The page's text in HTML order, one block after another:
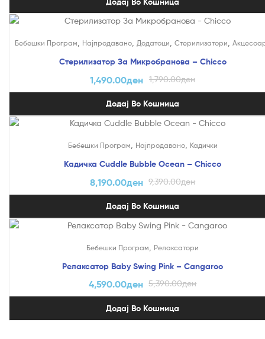
Бебешки Програм Најпродавано, Додатоци Стерилизатори
Стерилизатор За Микробранова – Chicco
1,790.00ден
1,490.00ден
Додај Во Кошница
Бебешки Програм Најпродавано, Кадички
Кадичка Cuddle Bubble Ocean – Chicco
9,390.00ден
8,190.00ден
Додај Во Кошница
Бебешки Програм Релаксатори
Релаксатор Baby Swing Pink – Cangaroo
5,390.00ден
4,590.00ден
Додај Во Кошница